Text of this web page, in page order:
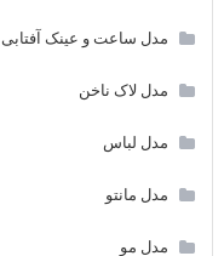
مدل ساعت و عینک آفتابی
مدل لاک ناخن
مدل لباس
مدل مانتو
مدل مو